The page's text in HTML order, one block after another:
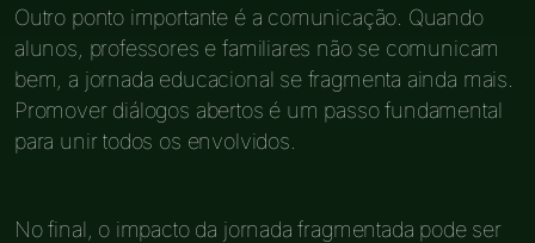
Outro ponto importante é a comunicação. Quando
alunos, professores e familiares não se comunicam
bem, a jornada educacional se fragmenta ainda mais.
Promover diálogos abertos é um passo fundamental
para unir todos os envolvidos.
No final, o impacto da jornada fragmentada pode ser